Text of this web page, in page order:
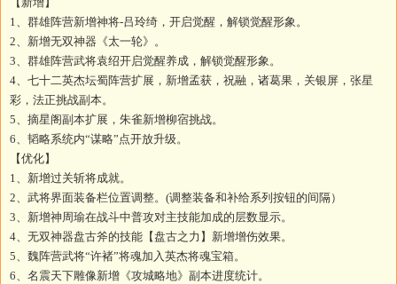
1、群雄阵营新增神将-吕玲绮，开启觉醒，解锁觉醒形象。
2、新增无双神器《太一轮》。
3、群雄阵营武将袁绍开启觉醒养成，解锁觉醒形象。
4、七十二英杰坛蜀阵营扩展，新增孟获，祝融，诸葛果，关银屏，张星
彩，法正挑战副本。
5、摘星阁副本扩展，朱雀新增柳宿挑战。
6、韬略系统内“谋略”点开放升级。
【优化】
1、新增过关斩将成就。
2、武将界面装备栏位置调整。(调整装备和补给系列按钮的间隔）
3、新增神周瑜在战斗中普攻对主技能加成的层数显示。
4、无双神器盘古斧的技能【盘古之力】新增增伤效果。
5、魏阵营武将“许褚”将魂加入英杰将魂宝箱。
6、名震天下雕像新增《攻城略地》副本进度统计。